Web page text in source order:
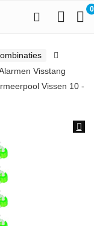
0
Visstang
Vissen 10 -